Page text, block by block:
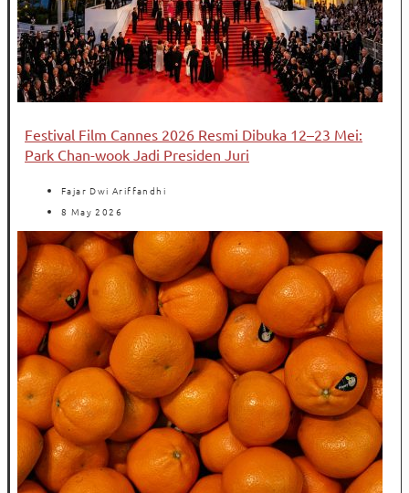
Festival Film Cannes 2026 Resmi Dibuka 12–23 Mei:
Park Chan-wook Jadi Presiden Juri
Fajar Dwi Ariffandhi
8 May 2026